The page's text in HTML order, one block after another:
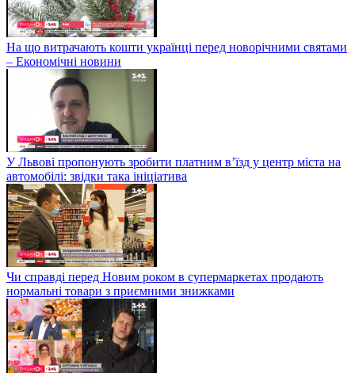
На що витрачають кошти українці перед новорічними святами
– Економічні новини
У Львові пропонують зробити платним в’їзд у центр міста на
автомобілі: звідки така ініціатива
Чи справді перед Новим роком в супермаркетах продають
нормальні товари з приємними знижками